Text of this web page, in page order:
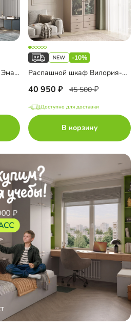
Распашной шкаф Эйн-1 Эмаль Декор 1
-10%
Распашной шкаф Вилория-2.4
40 950 45 500
Доступно для доставки
В корзину